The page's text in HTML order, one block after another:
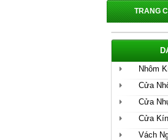
TRANG
Nhôm
Cửa
Cửa
Cửa
Vách